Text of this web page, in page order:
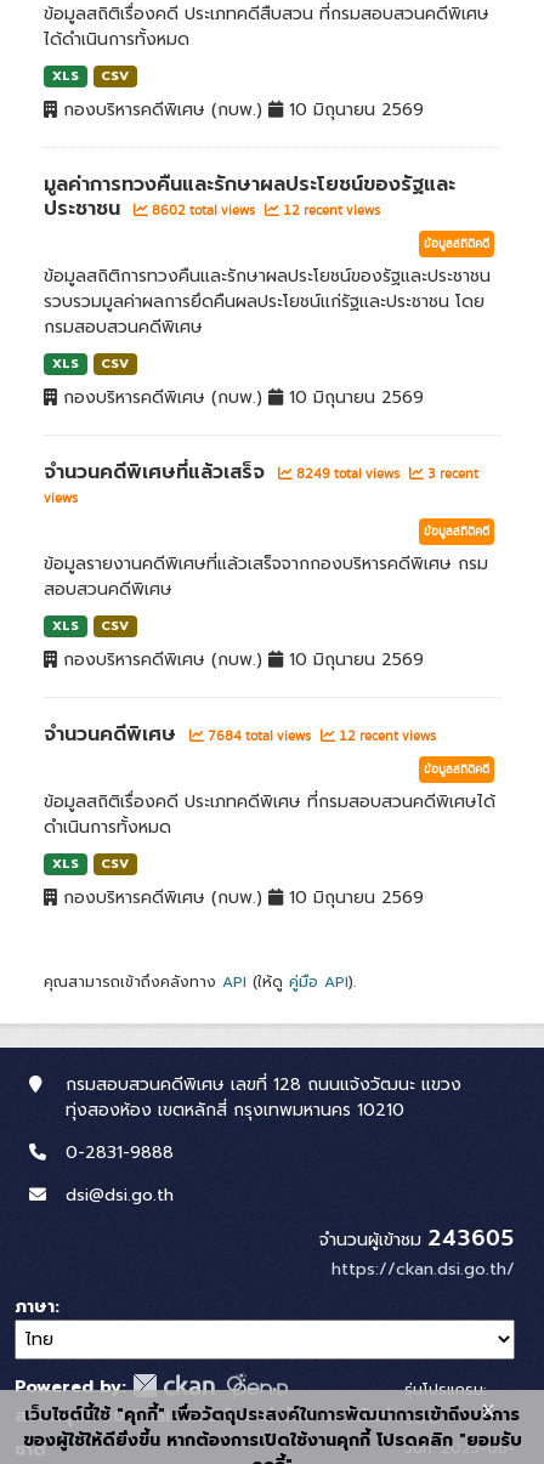
ข้อมูลสถิติเรื่องคดี ประเภทคดีสืบสวน ที่กรมสอบสวนคดีพิเศษ
ได้ดำเนินการทั้งหมด
XLS CSV
กองบริหารคดีพิเศษ (กบพ.) 10 มิถุนายน 2569
มูลค่าการทวงคืนและรักษาผลประโยชน์ของรัฐและ
ประชาชน
8602 total views 12 recent views
ข้อมูลสถิติคดี
ข้อมูลสถิติการทวงคืนและรักษาผลประโยชน์ของรัฐและประชาชน
รวบรวมมูลค่าผลการยึดคืนผลประโยชน์แก่รัฐและประชาชน โดย
กรมสอบสวนคดีพิเศษ
XLS CSV
กองบริหารคดีพิเศษ (กบพ.) 10 มิถุนายน 2569
จำนวนคดีพิเศษที่แล้วเสร็จ 8249 total views
3 recent
views
ข้อมูลสถิติคดี
ข้อมูลรายงานคดีพิเศษที่แล้วเสร็จจากกองบริหารคดีพิเศษ กรม
สอบสวนคดีพิเศษ
XLS CSV
กองบริหารคดีพิเศษ (กบพ.) 10 มิถุนายน 2569
จำนวนคดีพิเศษ 7684 total views 12 recent views
ข้อมูลสถิติคดี
ข้อมูลสถิติเรื่องคดี ประเภทคดีพิเศษ ที่กรมสอบสวนคดีพิเศษได้
ดำเนินการทั้งหมด
XLS CSV
กองบริหารคดีพิเศษ (กบพ.) 10 มิถุนายน 2569
คุณสามารถเข้าถึงคลังทาง API (ให้ดู คู่มือ API).
กรมสอบสวนคดีพิเศษ เลขที่ 128 ถนนแจ้งวัฒนะ แขวง
ทุ่งสองห้อง เขตหลักสี่ กรุงเทพมหานคร 10210
0-2831-9888
dsi@dsi.go.th
จำนวนผู้เข้าชม 243605
https://ckan.dsi.go.th/
ภาษา
Powered by:
สนับสนุนระบบ Thai-GDC โดย สำนักงานสถิติแห่ง
ชาติ
รุ่นโปรแกรม:
3.0.0
วันที่: 2025-06-
เว็บไซต์นี้ใช้ "คุกกี้" เพื่อวัตถุประสงค์ในการพัฒนาการเข้าถึงบริการ
ของผู้ใช้ให้ดียิ่งขึ้น หากต้องการเปิดใช้งานคุกกี้ โปรดคลิก "ยอมรับ
x